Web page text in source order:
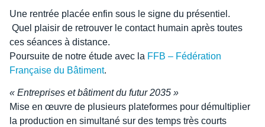
Une rentrée placée enfin sous le signe du présentiel.
Quel plaisir de retrouver le contact humain après toutes
ces séances à distance.
Poursuite de notre étude avec la FFB – Fédération
Française du Bâtiment.
« Entreprises et bâtiment du futur 2035 »
Mise en œuvre de plusieurs plateformes pour démultiplier
la production en simultané sur des temps très courts